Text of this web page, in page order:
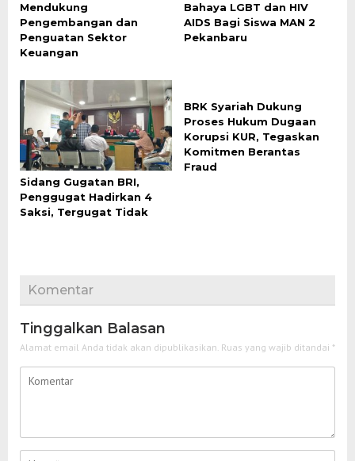
Mendukung
Pengembangan dan
Penguatan Sektor
Keuangan
Bahaya LGBT dan HIV
AIDS Bagi Siswa MAN 2
Pekanbaru
Sidang Gugatan BRI,
Penggugat Hadirkan 4
Saksi, Tergugat Tidak
BRK Syariah Dukung
Proses Hukum Dugaan
Korupsi KUR, Tegaskan
Komitmen Berantas
Fraud
Komentar
Tinggalkan Balasan
Alamat email Anda tidak akan dipublikasikan. Ruas yang wajib ditandai *